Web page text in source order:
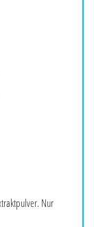
Nur